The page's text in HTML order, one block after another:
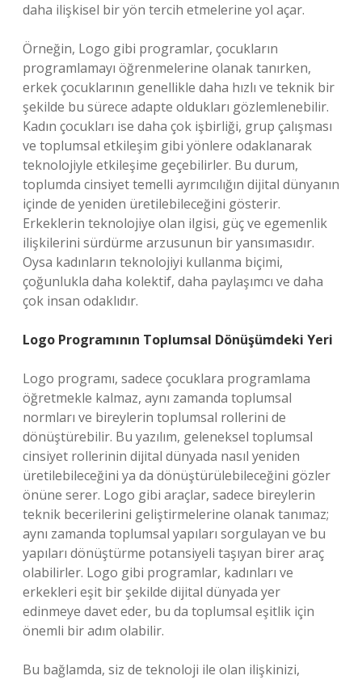
daha ilişkisel bir yön tercih etmelerine yol açar.
Örneğin, Logo gibi programlar, çocukların
programlamayı öğrenmelerine olanak tanırken,
erkek çocuklarının genellikle daha hızlı ve teknik bir
şekilde bu sürece adapte oldukları gözlemlenebilir.
Kadın çocukları ise daha çok işbirliği, grup çalışması
ve toplumsal etkileşim gibi yönlere odaklanarak
teknolojiyle etkileşime geçebilirler. Bu durum,
toplumda cinsiyet temelli ayrımcılığın dijital dünyanın
içinde de yeniden üretilebileceğini gösterir.
Erkeklerin teknolojiye olan ilgisi, güç ve egemenlik
ilişkilerini sürdürme arzusunun bir yansımasıdır.
Oysa kadınların teknolojiyi kullanma biçimi,
çoğunlukla daha kolektif, daha paylaşımcı ve daha
çok insan odaklıdır.
Logo Programının Toplumsal Dönüşümdeki Yeri
Logo programı, sadece çocuklara programlama
öğretmekle kalmaz, aynı zamanda toplumsal
normları ve bireylerin toplumsal rollerini de
dönüştürebilir. Bu yazılım, geleneksel toplumsal
cinsiyet rollerinin dijital dünyada nasıl yeniden
üretilebileceğini ya da dönüştürülebileceğini gözler
önüne serer. Logo gibi araçlar, sadece bireylerin
teknik becerilerini geliştirmelerine olanak tanımaz;
aynı zamanda toplumsal yapıları sorgulayan ve bu
yapıları dönüştürme potansiyeli taşıyan birer araç
olabilirler. Logo gibi programlar, kadınları ve
erkekleri eşit bir şekilde dijital dünyada yer
edinmeye davet eder, bu da toplumsal eşitlik için
önemli bir adım olabilir.
Bu bağlamda, siz de teknoloji ile olan ilişkinizi,